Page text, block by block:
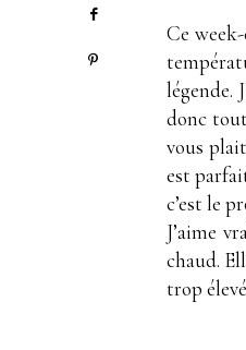
Ce
légende.
donc
vous
est
c’est le
J’aime
chaud.
trop